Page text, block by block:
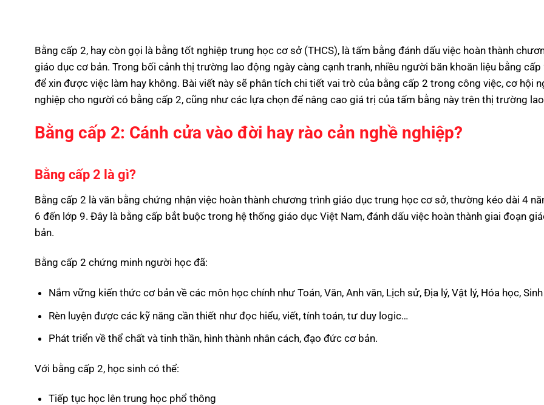
Bằng cấp 2, hay còn gọi là bằng tốt nghiệp trung học cơ sở (THCS), là tấm bằng đánh dấu việc hoàn thành
giáo dục cơ bản. Trong bối cảnh thị trường lao động ngày càng cạnh tranh, nhiều người băn khoăn liệu bằng cấp
để xin được việc làm hay không. Bài viết này sẽ phân tích chi tiết vai trò của bằng cấp 2 trong công việc, cơ hội
nghiệp cho người có bằng cấp 2, cũng như các lựa chọn để nâng cao giá trị của tấm bằng này trên thị trường
Bằng cấp 2: Cánh cửa vào đời hay rào cản nghề nghiệp?
Bằng cấp 2 là gì?
Bằng cấp 2 là văn bằng chứng nhận việc hoàn thành chương trình giáo dục trung học cơ sở, thường kéo dài 4
6 đến lớp 9. Đây là bằng cấp bắt buộc trong hệ thống giáo dục Việt Nam, đánh dấu việc hoàn thành giai đoạn
bản.
Bằng cấp 2 chứng minh người học đã:
Nắm vững kiến thức cơ bản về các môn học chính như Toán, Văn, Anh văn, Lịch sử, Địa lý, Vật lý, Hóa học,
Rèn luyện được các kỹ năng cần thiết như đọc hiểu, viết, tính toán, tư duy logic…
Phát triển về thể chất và tinh thần, hình thành nhân cách, đạo đức cơ bản.
Với bằng cấp 2, học sinh có thể:
Tiếp tục học lên trung học phổ thông